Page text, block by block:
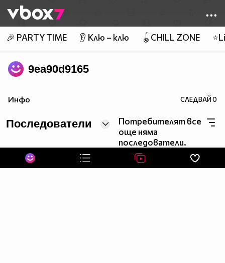
👾
🎉 PARTY TIME 👂 Клю – клю 🪀CHILL ZONE
9ea90d9165
Инфо СЛЕДВАЙ0
Последователи
Потребителят все
още няма
последователи.